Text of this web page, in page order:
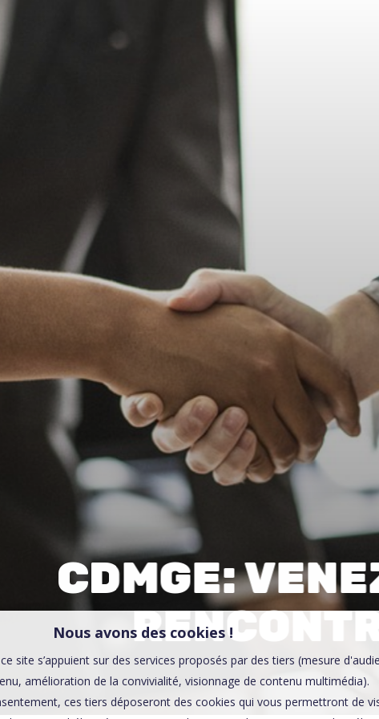
CDMGE:
Nous avons des cookies !
site s’appuient sur des services proposés par des tiers (mesure
amélioration de la convivialité, visionnage de contenu multimédia).
ces tiers déposeront des cookies qui vous permettront de